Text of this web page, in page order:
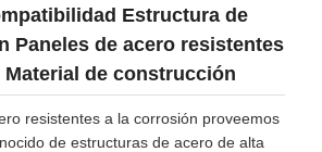
Estructura de
Paneles de acero resistentes
de construcción
resistentes a la corrosión proveemos
de estructuras de acero de alta